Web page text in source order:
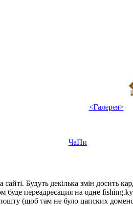
<Галерея>
ЧаПи
Будуть декілька змін досить
переадресация на одне
(щоб там не було цапских